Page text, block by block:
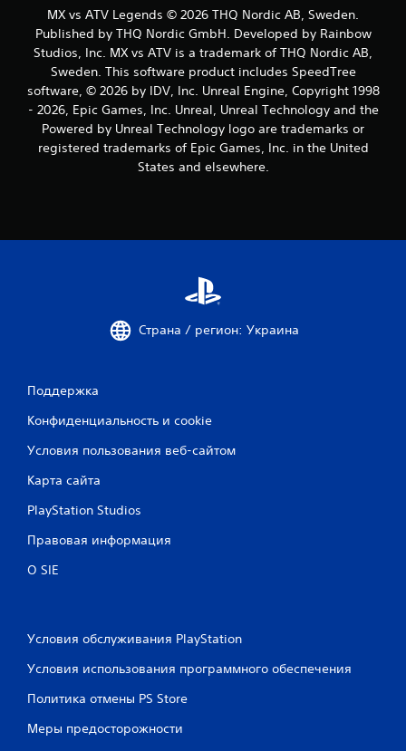
ц
е
н
о
к
MX vs ATV Legends © 2026 THQ Nordic AB, Sweden.
Published by THQ Nordic GmbH. Developed by Rainbow
Studios, Inc. MX vs ATV is a trademark of THQ Nordic AB,
Sweden. This software product includes SpeedTree
software, © 2026 by IDV, Inc. Unreal Engine, Copyright 1998
- 2026, Epic Games, Inc. Unreal, Unreal Technology and the
Powered by Unreal Technology logo are trademarks or
registered trademarks of Epic Games, Inc. in the United
States and elsewhere.
Страна / регион: Украина
Поддержка
Конфиденциальность и cookie
Условия пользования веб-сайтом
Карта сайта
PlayStation Studios
Правовая информация
О SIE
Условия обслуживания PlayStation
Условия использования программного обеспечения
Политика отмены PS Store
Меры предосторожности